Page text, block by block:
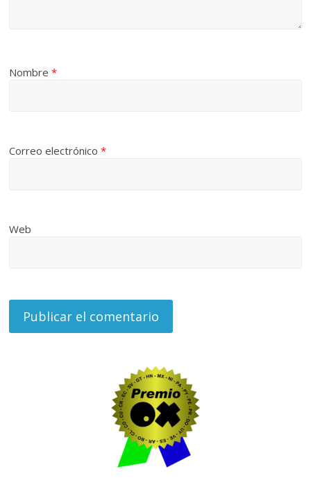
Nombre*
Correo electrónico*
Web